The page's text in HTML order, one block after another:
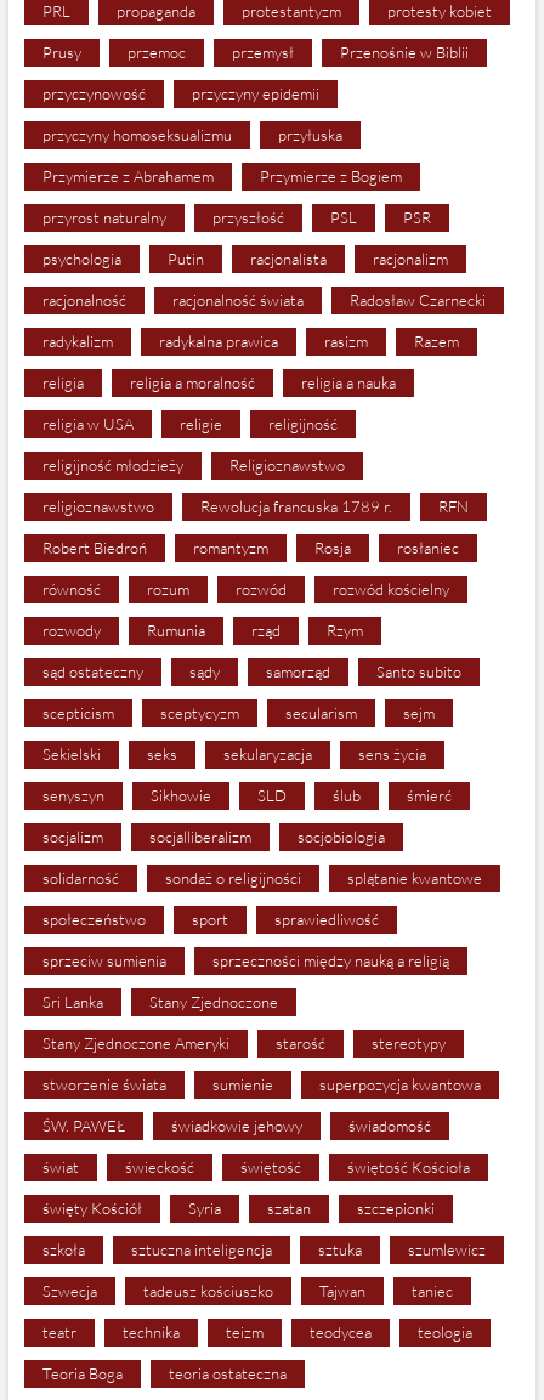
PRL propaganda protestantyzm protesty kobiet
Prusy przemoc przemysł Przenośnie w Biblii
przyczynowość przyczyny epidemii
przyczyny homoseksualizmu przyłuska
Przymierze z Abrahamem Przymierze z Bogiem
przyrost naturalny przyszłość PSL PSR
psychologia Putin racjonalista racjonalizm
racjonalność racjonalność świata Radosław Czarnecki
radykalizm radykalna prawica rasizm Razem
religia religia a moralność religia a nauka
religia w USA religie religijność
religijność młodzieży Religioznawstwo
religioznawstwo Rewolucja francuska 1789 r. RFN
Robert Biedroń romantyzm Rosja rosłaniec
równość rozum rozwód rozwód kościelny
rozwody Rumunia rząd Rzym
sąd ostateczny sądy samorząd Santo subito
scepticism sceptycyzm secularism sejm
Sekielski seks sekularyzacja sens życia
senyszyn Sikhowie SLD ślub śmierć
socjalizm socjalliberalizm socjobiologia
solidarność sondaż o religijności splątanie kwantowe
społeczeństwo sport sprawiedliwość
sprzeciw sumienia sprzeczności między nauką a religią
Sri Lanka Stany Zjednoczone
Stany Zjednoczone Ameryki starość stereotypy
stworzenie świata sumienie superpozycja kwantowa
ŚW. PAWEŁ świadkowie jehowy świadomość
świat świeckość świętość świętość Kościoła
święty Kościół Syria szatan szczepionki
szkoła sztuczna inteligencja sztuka szumlewicz
Szwecja tadeusz kościuszko Tajwan taniec
teatr technika teizm teodycea teologia
Teoria Boga teoria ostateczna